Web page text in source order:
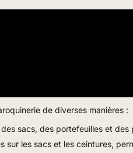
de diverses manières :
sacs, des portefeuilles et des
sur les sacs et les ceintures,